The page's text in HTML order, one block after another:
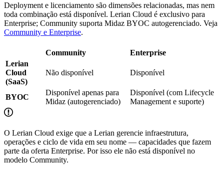
Deployment e licenciamento são dimensões relacionadas, mas nem
toda combinação está disponível. Lerian Cloud é exclusivo para
Enterprise; Community suporta Midaz BYOC autogerenciado. Veja
Community e Enterprise.
Community
Enterprise
Lerian
Cloud
(SaaS)
Não disponível Disponível
BYOC
Disponível apenas para
Midaz (autogerenciado)
Disponível (com Lifecycle
Management e suporte)
O Lerian Cloud exige que a Lerian gerencie infraestrutura,
operações e ciclo de vida em seu nome — capacidades que fazem
parte da oferta Enterprise. Por isso ele não está disponível no
modelo Community.